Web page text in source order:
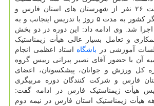
هنری آقایان با شرکت ۲۶ نفر از شهرستان های استان فارس و
برخی از شهرهای دیگر کشور به مدت ۵ روز با تدریس اینجانب و به
اجرا شد. وی ادامه داد: این دوره در دو بخش
و تعامل بسیار عالی هیأت ژیمناستیک
آموزشی در باشگاه استاد اعظمی انجام
آن با حضور آقای نصیر پیرانی رییس گروه
کل ورزش و جوانان، پیشکسوتان، اعضای
فارس و شرکت کنندگان دوره مربیگری
هیأت ژیمناستیک فارس در ادامه گفت:
برنامه ۶ ماهه هیأت ژیمناستیک استان فارس در نیمه دوم